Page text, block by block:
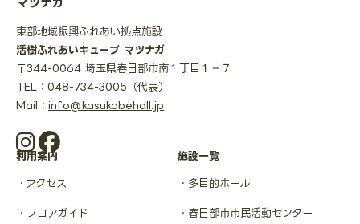
マツナガ
東部地域振興ふれあい拠点施設
活樹ふれあいキューブ マツナガ
〒344-0064 埼玉県春日部市南１丁目１−７
TEL： 048-734-3005 （代表）
Mail： info@kasukabehall.jp
利用案内
アクセス
フロアガイド
施設一覧
多目的ホール
春日部市市民活動センター